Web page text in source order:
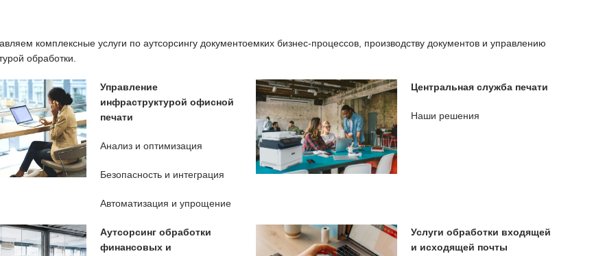
комплексные услуги по аутсорсингу документоемких бизнес-процессов, производству документов и управлению
обработки.
Управление
инфраструктурой офисной
печати
Анализ и оптимизация
Безопасность и интеграция
Автоматизация и упрощение
Центральная служба печати
Наши решения
Аутсорсинг обработки
финансовых и
Услуги обработки входящей
и исходящей почты